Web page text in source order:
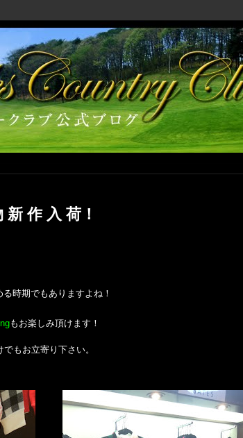
作 入 荷！
る時期でもありますよね！
もお楽しみ頂けます！
もお立寄り下さい。